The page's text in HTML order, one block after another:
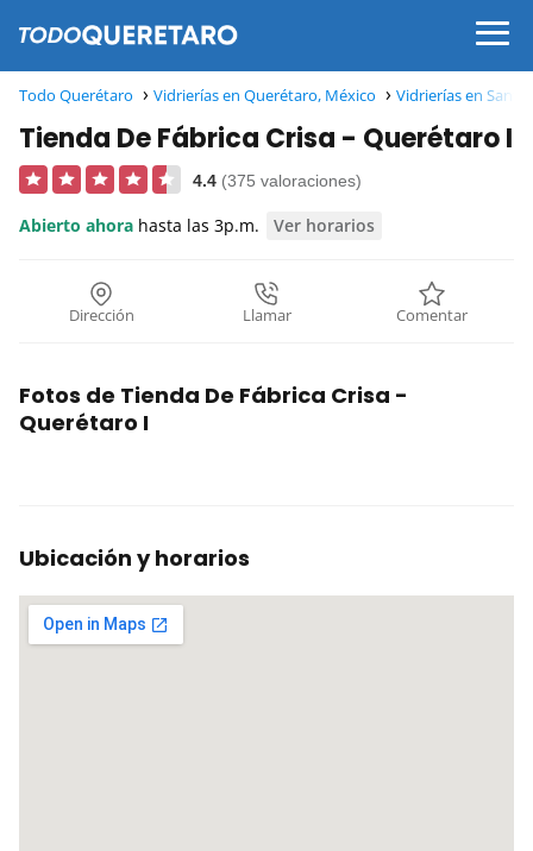
Todo Querétaro Vidrierías en Querétaro, México Vidrierías en
Tienda De Fábrica Crisa - Querétaro I
4.4 (375 valoraciones)
Abierto ahora hasta las 3p.m. Ver horarios
Dirección Llamar Comentar
Fotos de Tienda De Fábrica Crisa -
Querétaro I
Ubicación y horarios